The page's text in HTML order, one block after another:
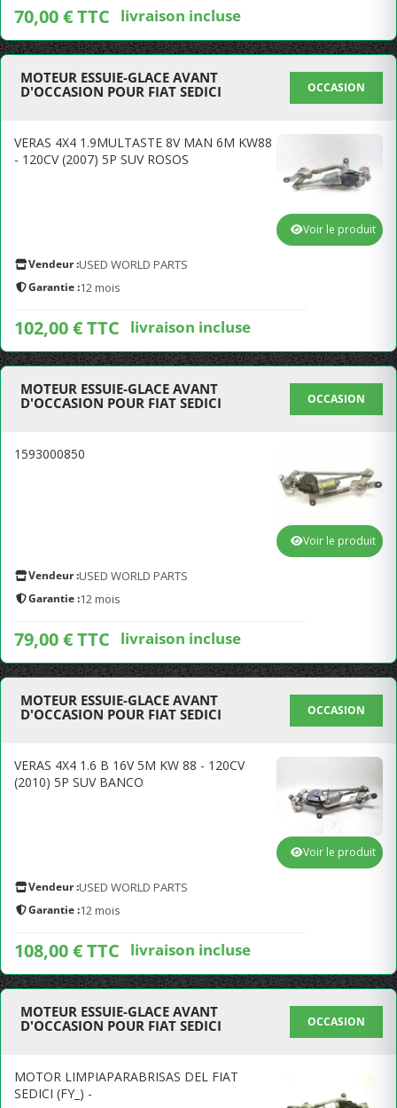
70,00 € TTC livraison incluse
MOTEUR ESSUIE-GLACE AVANT
D'OCCASION POUR FIAT SEDICI
OCCASION
VERAS 4X4 1.9MULTASTE 8V MAN 6M KW88
- 120CV (2007) 5P SUV ROSOS
Vendeur :USED WORLD PARTS
Garantie :12 mois
102,00 € TTC livraison incluse
Voir le produit
MOTEUR ESSUIE-GLACE AVANT
D'OCCASION POUR FIAT SEDICI
OCCASION
1593000850
Vendeur :USED WORLD PARTS
Garantie :12 mois
79,00 € TTC livraison incluse
Voir le produit
MOTEUR ESSUIE-GLACE AVANT
D'OCCASION POUR FIAT SEDICI
OCCASION
VERAS 4X4 1.6 B 16V 5M KW 88 - 120CV
(2010) 5P SUV BANCO
Vendeur :USED WORLD PARTS
Garantie :12 mois
108,00 € TTC livraison incluse
Voir le produit
MOTEUR ESSUIE-GLACE AVANT
D'OCCASION POUR FIAT SEDICI
OCCASION
MOTOR LIMPIAPARABRISAS DEL FIAT
SEDICI (FY_) -